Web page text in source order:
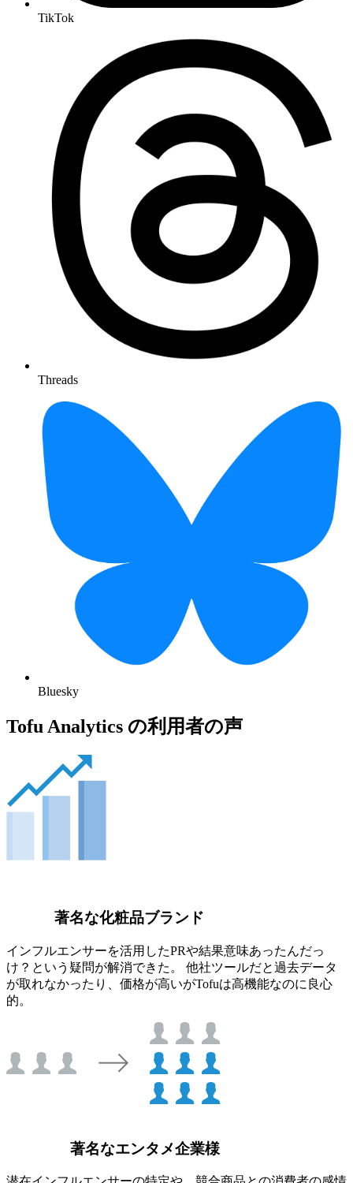
TikTok
Threads
Bluesky
Tofu Analytics の利用者の声
著名な化粧品ブランド
インフルエンサーを活用したPRや結果意味あったんだっ
け？という疑問が解消できた。 他社ツールだと過去データ
が取れなかったり、価格が高いがTofuは高機能なのに良心
的。
著名なエンタメ企業様